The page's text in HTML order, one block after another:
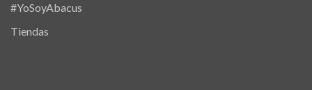
#YoSoyAbacus
Tiendas